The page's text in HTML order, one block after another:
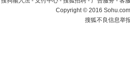
Copyright©2016
搜狐不良信息举